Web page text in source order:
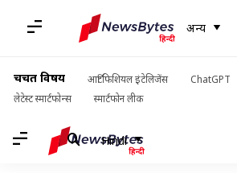
अन्य
चर्चित विषय आर्टिफिशियल इंटेलिजेंस ChatGPT
लेटेस्ट स्मार्टफोन्स
स्मार्टफोन लीक
Hindi